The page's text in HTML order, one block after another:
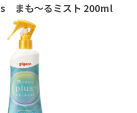
まも～るミスト 200ml